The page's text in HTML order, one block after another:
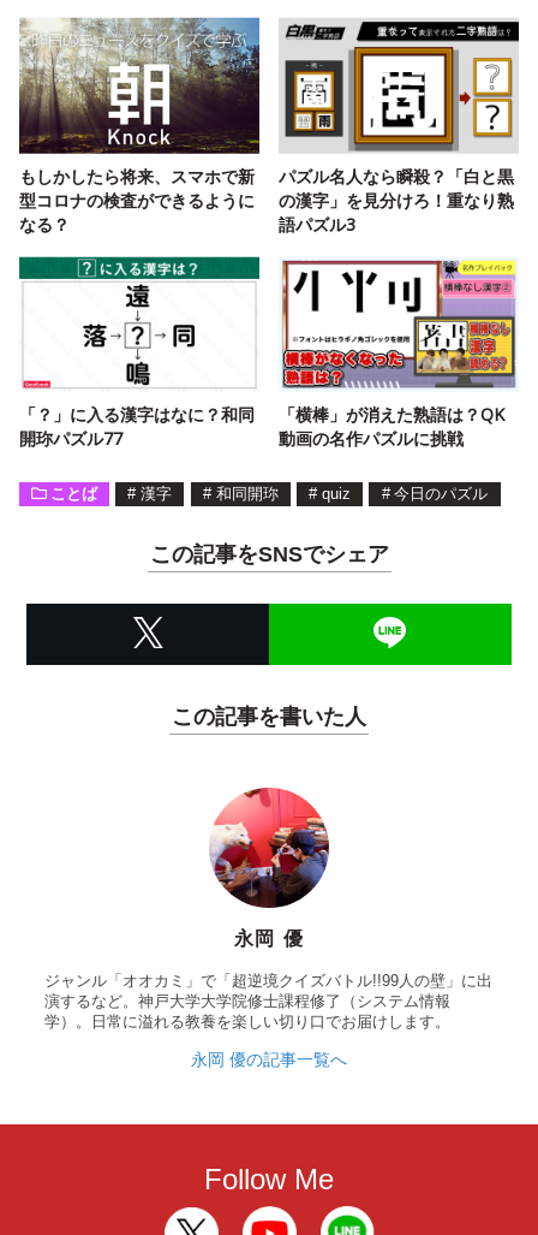
もしかしたら将来、スマホで新
型コロナの検査ができるように
なる？
パズル名人なら瞬殺？「白と黒
の漢字」を見分けろ！重なり熟
語パズル3
「？」に入る漢字はなに？和同
開珎パズル77
「横棒」が消えた熟語は？QK
動画の名作パズルに挑戦
ことば # 漢字 # 和同開珎 # quiz # 今日のパズル
この記事をSNSでシェア
この記事を書いた人
永岡 優
ジャンル「オオカミ」で「超逆境クイズバトル!!99人の壁」に出
演するなど。神戸大学大学院修士課程修了（システム情報
学）。日常に溢れる教養を楽しい切り口でお届けします。
永岡 優の記事一覧へ
Follow Me